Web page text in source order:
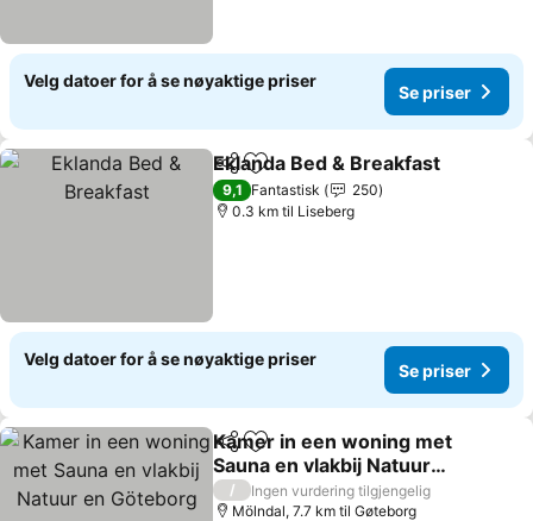
Velg datoer for å se nøyaktige priser
Se priser
Del Legg til i favoritter
Eklanda Bed & Breakfast
9,1 Fantastisk
250
0.3 km til Liseberg
Velg datoer for å se nøyaktige priser
Se priser
Del Legg til i favoritter
Kamer in een woning met
Sauna en vlakbij Natuur
en Göteborg
/
Ingen vurdering tilgjengelig
Mölndal, 7.7 km til Gøteborg